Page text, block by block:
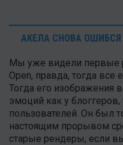
АКЕЛА СНОВА ОШИБСЯ
Мы уже видели первые
Open, правда, тогда все
Тогда его изображения
эмоций как у
пользователей. Он был
настоящим прорывом
старые рендеры, если